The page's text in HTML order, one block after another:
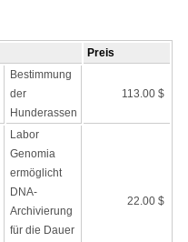
Preis
Bestimmung
der
Hunderassen
113.00 $
Labor
Genomia
ermöglicht
DNA-
Archivierung
für die Dauer
22.00 $